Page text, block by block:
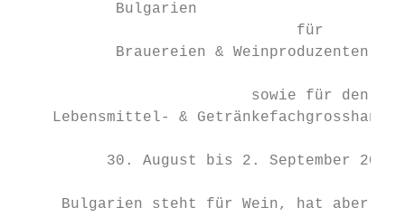
           Bulgarien
                               für
           Brauereien & Weinproduzenten
                          sowie für den
    Lebensmittel- & Getränkefachgrosshandel
          30. August bis 2. September 2018
Bulgarien steht für Wein, hat aber